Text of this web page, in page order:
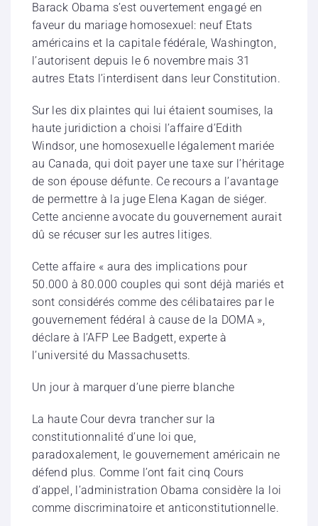
Barack Obama s’est ouvertement engagé en
faveur du mariage homosexuel: neuf Etats
américains et la capitale fédérale, Washington,
l’autorisent depuis le 6 novembre mais 31
autres Etats l’interdisent dans leur Constitution.
Sur les dix plaintes qui lui étaient soumises, la
haute juridiction a choisi l’affaire d’Edith
Windsor, une homosexuelle légalement mariée
au Canada, qui doit payer une taxe sur l’héritage
de son épouse défunte. Ce recours a l’avantage
de permettre à la juge Elena Kagan de siéger.
Cette ancienne avocate du gouvernement aurait
dû se récuser sur les autres litiges.
Cette affaire « aura des implications pour
50.000 à 80.000 couples qui sont déjà mariés et
sont considérés comme des célibataires par le
gouvernement fédéral à cause de la DOMA »,
déclare à l’AFP Lee Badgett, experte à
l’université du Massachusetts.
Un jour à marquer d’une pierre blanche
La haute Cour devra trancher sur la
constitutionnalité d’une loi que,
paradoxalement, le gouvernement américain ne
défend plus. Comme l’ont fait cinq Cours
d’appel, l’administration Obama considère la loi
comme discriminatoire et anticonstitutionnelle.